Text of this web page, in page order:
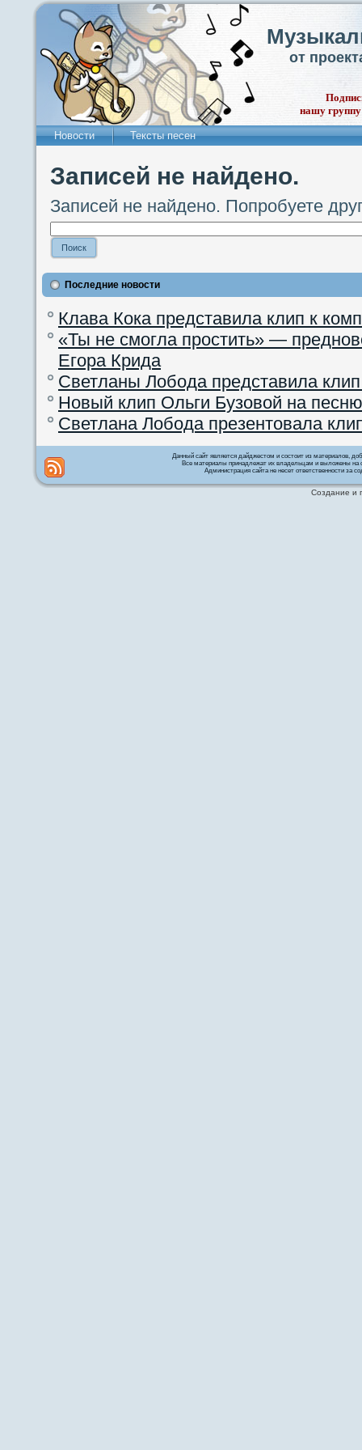
от
нашу
Новости Тексты песен
Записей не найдено.
Записей не найдено. Попробуете
Последние новости
Клава Кока представила клип к
«Ты не смогла простить» —
Егора Крида
Светланы Лобода представила
Новый клип Ольги Бузовой на
Светлана Лобода презентовала
Данный сайт является дайджестом и состоит из материалов,
Все материалы принадлежат их владельцам и выложены на
Администрация сайта не несет ответственности за
Создание и